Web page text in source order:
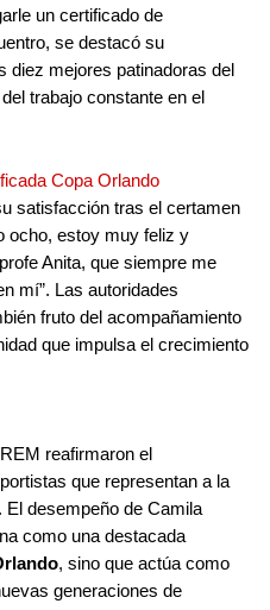
un certificado de
se destacó su
diez mejores patinadoras del
trabajo constante en el
Copa Orlando
satisfacción tras el certamen
ocho, estoy muy feliz y
Anita, que siempre me
mí”. Las autoridades
fruto del acompañamiento
que impulsa el crecimiento
reafirmaron el
que representan a la
desempeño de Camila
como una destacada
, sino que actúa como
generaciones de